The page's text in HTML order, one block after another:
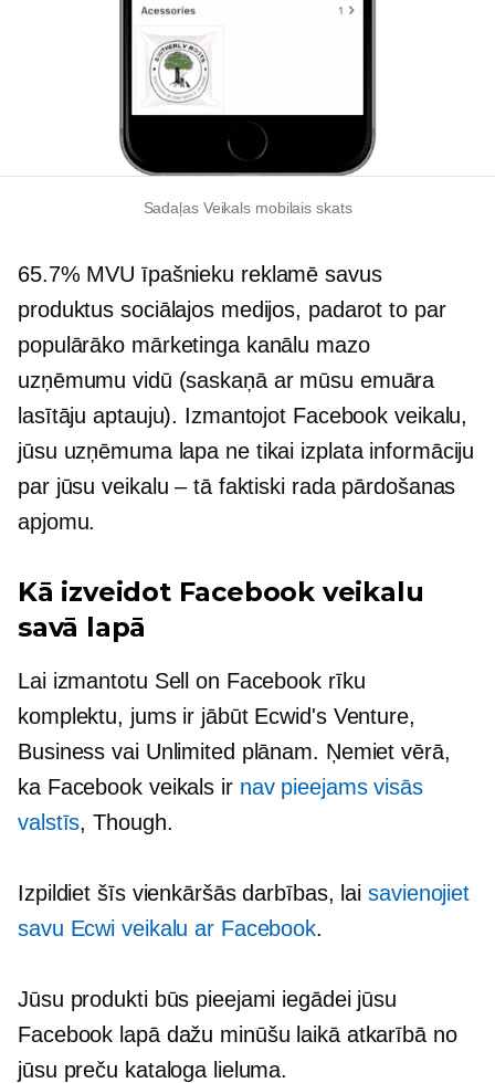
Sadaļas Veikals mobilais skats
65.7% MVU īpašnieku reklamē savus
produktus sociālajos medijos, padarot to par
populārāko mārketinga kanālu mazo
uzņēmumu vidū (saskaņā ar mūsu emuāra
lasītāju aptauju). Izmantojot Facebook veikalu,
jūsu uzņēmuma lapa ne tikai izplata informāciju
par jūsu veikalu – tā faktiski rada pārdošanas
apjomu.
Kā izveidot Facebook veikalu
savā lapā
Lai izmantotu Sell on Facebook rīku
komplektu, jums ir jābūt Ecwid's Venture,
Business vai Unlimited plānam. Ņemiet vērā,
ka Facebook veikals ir nav pieejams visās
valstīs, Though.
Izpildiet šīs vienkāršās darbības, laisavienojiet
savu Ecwi veikalu ar Facebook.
Jūsu produkti būs pieejami iegādei jūsu
Facebook lapā dažu minūšu laikā atkarībā no
jūsu preču kataloga lieluma.